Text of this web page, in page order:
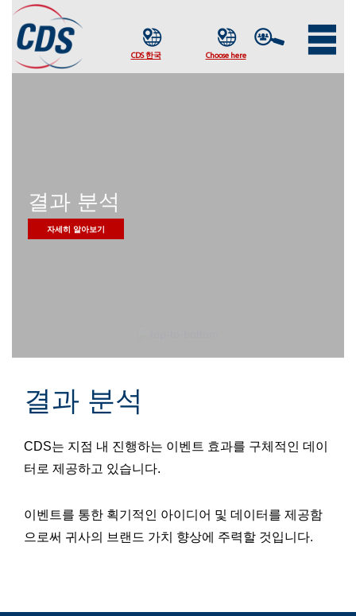
결과 분석
자세히 알아보기
결과 분석
CDS는 지점 내 진행하는 이벤트 효과를 구체적인 데이
터로 제공하고 있습니다.
이벤트를 통한 획기적인 아이디어 및 데이터를 제공함
으로써 귀사의 브랜드 가치 향상에 주력할 것입니다.